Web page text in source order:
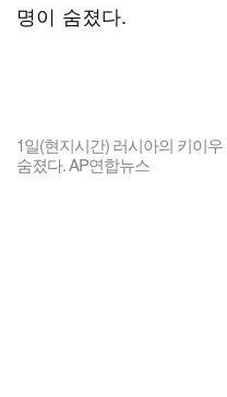
명이 숨졌다.
1일(현지시간) 러시아의 키이
숨졌다. AP연합뉴스